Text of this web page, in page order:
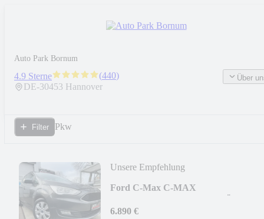
Auto Park Bornum
4.9 Sterne (440)
DE-30453 Hannover
Über
Filter Pkw
Unsere Empfehlung
Ford C-Max C-MAX
6.890 €